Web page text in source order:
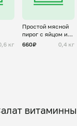
кг
Простой мясной
пирог с яйцом и
овощами
660₽ 0,4 кг